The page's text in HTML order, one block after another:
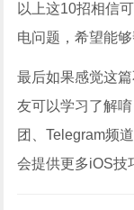
以上这10招相信
电问题，希望能够
最后如果感觉这
友可以学习了解
团、Telegram频
会提供更多iOS技